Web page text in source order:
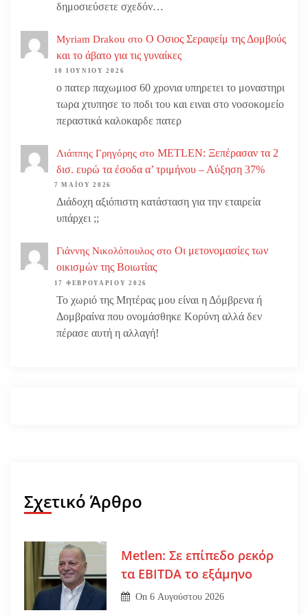
δημοσιεύσετε σχεδόν…
Myriam Drakou στο Ο Οσιος Σεραφείμ της Δομβούς
και το άβατο για τις γυναίκες
10 ΙΟΥΝΊΟΥ 2026
ο πατερ παχωμιοσ 60 χρονια υπηρετει το μοναστηρι
τωρα χτυπησε το ποδι του και ειναι στο νοσοκομείο
περαστικά καλοκαρδε πατερ
Λιάππης Γρηγόρης στο METLEN: Ξεπέρασαν τα 2
δισ. ευρώ τα έσοδα α’ τριμήνου – Αύξηση 37%
7 ΜΑΪ́ΟΥ 2026
Διάδοχη αξιόπιστη κατάσταση για την εταιρεία
υπάρχει ;;
Γιάννης Νικολόπουλος στο Οι μετονομασίες των
οικισμών της Βοιωτίας
17 ΦΕΒΡΟΥΑΡΊΟΥ 2026
Το χωριό της Μητέρας μου είναι η Δόμβρενα ή
Δομβραίνα που ονομάσθηκε Κορύνη αλλά δεν
πέρασε αυτή η αλλαγή!
Σχετικό Άρθρο
Metlen: Σε επίπεδο ρεκόρ
τα EBITDA το εξάμηνο
On6 Αυγούστου 2026